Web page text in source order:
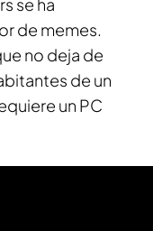
de memes.
no deja de
de un
un PC